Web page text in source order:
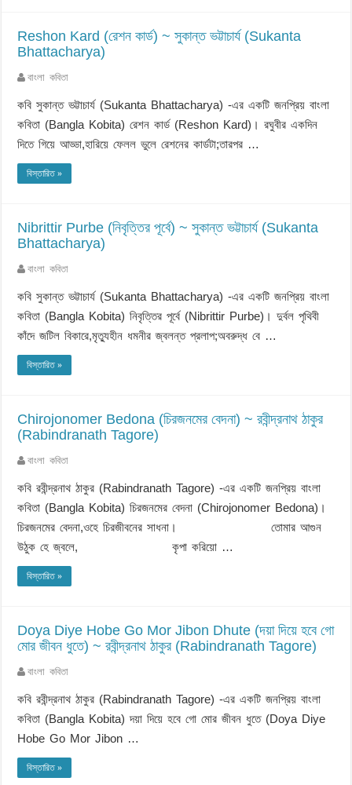
Reshon Kard (রেশন কার্ড) ~ সুকান্ত ভট্টাচার্য (Sukanta
Bhattacharya)
বাংলা কবিতা
কবি সুকান্ত ভট্টাচার্য (Sukanta Bhattacharya) -এর একটি জনপ্রিয় বাংলা
কবিতা (Bangla Kobita) রেশন কার্ড (Reshon Kard)। রঘুবীর একদিন
দিতে গিয়ে আড্ডা,হারিয়ে ফেলল ভুলে রেশনের কার্ডটা;তারপর …
বিস্তারিত »
Nibrittir Purbe (নিবৃত্তির পূর্বে) ~ সুকান্ত ভট্টাচার্য (Sukanta
Bhattacharya)
বাংলা কবিতা
কবি সুকান্ত ভট্টাচার্য (Sukanta Bhattacharya) -এর একটি জনপ্রিয় বাংলা
কবিতা (Bangla Kobita) নিবৃত্তির পূর্বে (Nibrittir Purbe)। দুর্বল পৃথিবী
কাঁদে জটিল বিকারে,মৃত্যুহীন ধমনীর জ্বলন্ত প্রলাপ;অবরুদ্ধ বে …
বিস্তারিত »
Chirojonomer Bedona (চিরজনমের বেদনা) ~ রবীন্দ্রনাথ ঠাকুর
(Rabindranath Tagore)
বাংলা কবিতা
কবি রবীন্দ্রনাথ ঠাকুর (Rabindranath Tagore) -এর একটি জনপ্রিয় বাংলা
কবিতা (Bangla Kobita) চিরজনমের বেদনা (Chirojonomer Bedona)।
চিরজনমের বেদনা,ওহে চিরজীবনের সাধনা। তোমার আগুন
উঠুক হে জ্বলে, কৃপা করিয়ো …
বিস্তারিত »
Doya Diye Hobe Go Mor Jibon Dhute (দয়া দিয়ে হবে গো
মোর জীবন ধুতে) ~ রবীন্দ্রনাথ ঠাকুর (Rabindranath Tagore)
বাংলা কবিতা
কবি রবীন্দ্রনাথ ঠাকুর (Rabindranath Tagore) -এর একটি জনপ্রিয় বাংলা
কবিতা (Bangla Kobita) দয়া দিয়ে হবে গো মোর জীবন ধুতে (Doya Diye
Hobe Go Mor Jibon …
বিস্তারিত »